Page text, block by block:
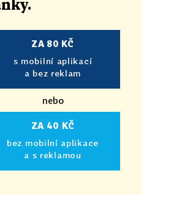
.
ZA 80 KČ
s mobilní aplikací
a bez reklam
nebo
ZA 40 KČ
bez mobilní aplikace
a s reklamou